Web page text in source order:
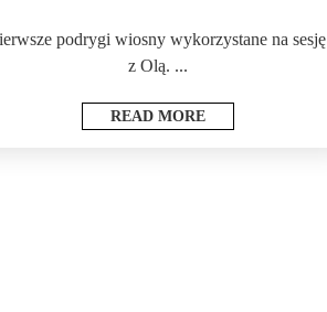
podrygi wiosny wykorzystane na sesję
z Olą. ...
READ MORE